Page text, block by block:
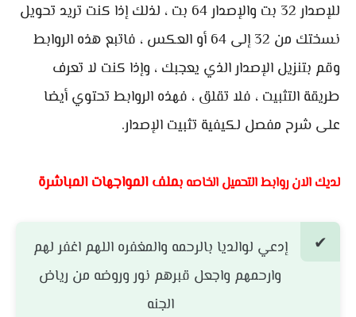
للإصدار 32 بت والإصدار 64 بت ، لذلك إذا كنت تريد تحويل
نسختك من 32 إلى 64 أو العكس ، فاتبع هذه الروابط
وقم بتنزيل الإصدار الذي يعجبك ، وإذا كنت لا تعرف
طريقة التثبيت ، فلا تقلق ، فهذه الروابط تحتوي أيضا
على شرح مفصل لكيفية تثبيت الإصدار.
لديك الان روابط التحميل الخاصه بملف المواجهات المباشرة
إدعي لوالديا بالرحمه والمغفره اللهم اغفر لهم
وارحمهم واجعل قبرهم نور وروضه من رياض
الجنه